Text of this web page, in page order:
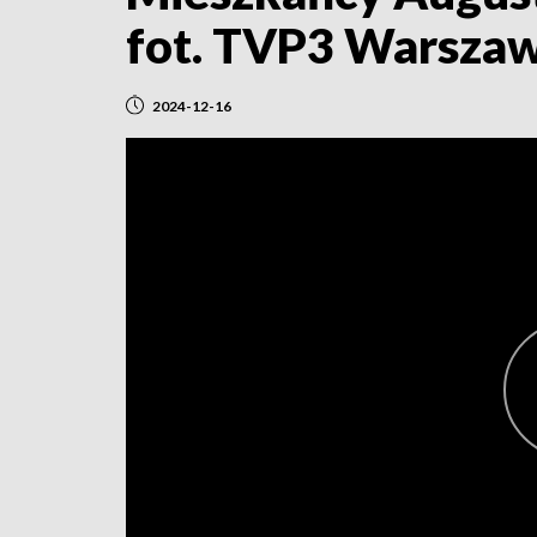
fot. TVP3
2024-12-16